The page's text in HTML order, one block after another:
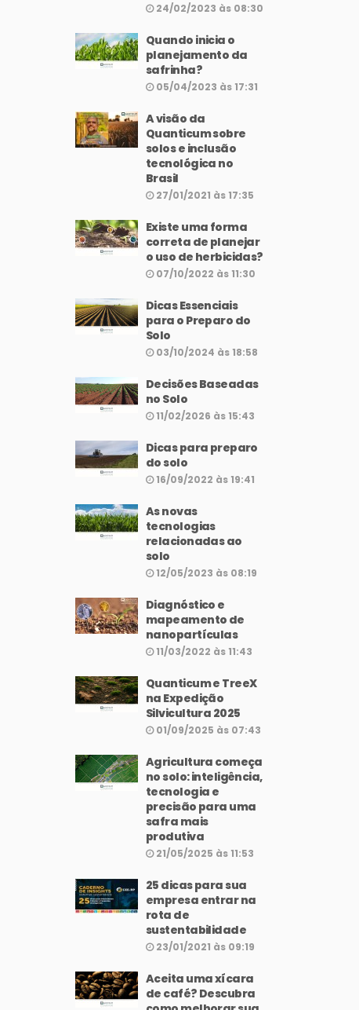
24/02/2023 às 08:30
Quando inicia o
planejamento da
safrinha?
05/04/2023 às 17:31
A visão da
Quanticum sobre
solos e inclusão
tecnológica no
Brasil
27/01/2021 às 17:35
Existe uma forma
correta de planejar
o uso de herbicidas?
07/10/2022 às 11:30
Dicas Essenciais
para o Preparo do
Solo
03/10/2024 às 18:58
Decisões Baseadas
no Solo
11/02/2026 às 15:43
Dicas para preparo
do solo
16/09/2022 às 19:41
As novas
tecnologias
relacionadas ao
solo
12/05/2023 às 08:19
Diagnóstico e
mapeamento de
nanopartículas
11/03/2022 às 11:43
Quanticum e TreeX
na Expedição
Silvicultura 2025
01/09/2025 às 07:43
Agricultura começa
no solo: inteligência,
tecnologia e
precisão para uma
safra mais
produtiva
21/05/2025 às 11:53
25 dicas para sua
empresa entrar na
rota de
sustentabilidade
23/01/2021 às 09:19
Aceita uma xícara
de café? Descubra